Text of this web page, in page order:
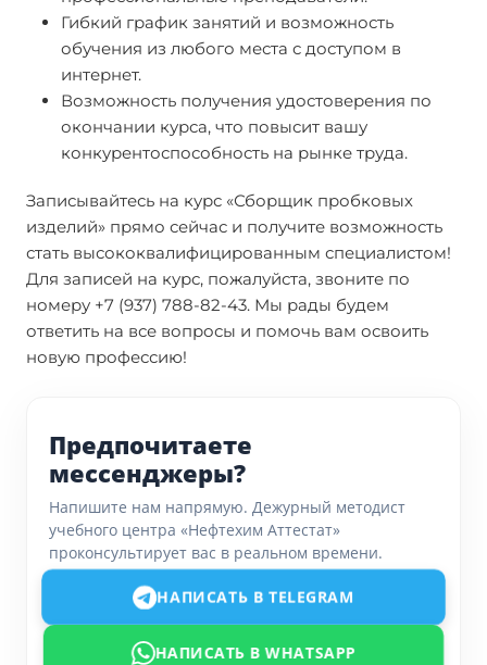
Гибкий график занятий и возможность
обучения из любого места с доступом в
интернет.
Возможность получения удостоверения по
окончании курса, что повысит вашу
конкурентоспособность на рынке труда.
Записывайтесь на курс «Сборщик пробковых
изделий» прямо сейчас и получите возможность
стать высококвалифицированным специалистом!
Для записей на курс, пожалуйста, звоните по
номеру +7 (937) 788-82-43. Мы рады будем
ответить на все вопросы и помочь вам освоить
новую профессию!
Предпочитаете
мессенджеры?
Напишите нам напрямую. Дежурный методист
учебного центра «Нефтехим Аттестат»
проконсультирует вас в реальном времени.
НАПИСАТЬ В TELEGRAM
НАПИСАТЬ В WHATSAPP